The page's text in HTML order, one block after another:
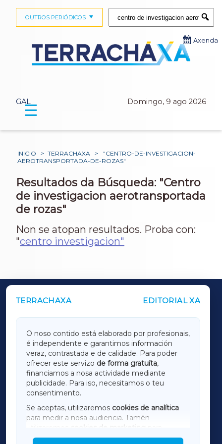
GAL Domingo, 9 ago 2026
OUTROS PERIÓDICOS
Axenda
☰
INICIO > TERRACHAXA >
"CENTRO-DE-INVESTIGACION-
AEROTRANSPORTADA-DE-ROZAS"
Resultados da Búsqueda: "Centro
de investigacion aerotransportada
de rozas"
Non se atopan resultados. Proba con:
"centro investigacion"
TERRACHAXA EDITORIAL XA
O noso contido está elaborado por profesionais,
é independente e garantimos información
veraz, contrastada e de calidade. Para poder
ofrecer este servizo de forma gratuíta,
financiamos a nosa actividade mediante
publicidade. Para iso, necesitamos o teu
consentimento.
Se aceptas, utilizaremos cookies de analítica
para medir a nosa audiencia. Tamén
utilizaremos
cookies de marketing
mostrar publicidade de terceiros.
OUTROS PERIÓDICOS
LUGOXA
TERRACHAXA
AMARIÑAXA